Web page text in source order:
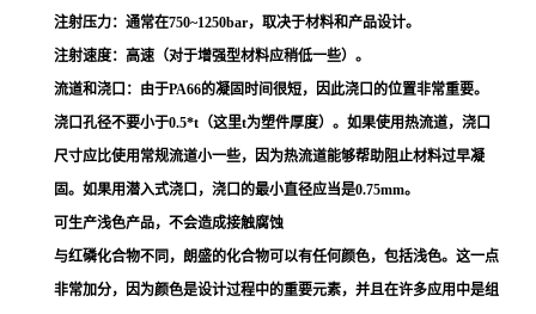
注射压力：通常在750~1250bar，取决于材料和产品设计。
注射速度：高速（对于增强型材料应稍低一些）。
流道和浇口：由于PA66的凝固时间很短，因此浇口的位置非常重要。
浇口孔径不要小于0.5*t（这里t为塑件厚度）。如果使用热流道，浇口
尺寸应比使用常规流道小一些，因为热流道能够帮助阻止材料过早凝
固。如果用潜入式浇口，浇口的最小直径应当是0.75mm。
可生产浅色产品，不会造成接触腐蚀
与红磷化合物不同，朗盛的化合物可以有任何颜色，包括浅色。这一点
非常加分，因为颜色是设计过程中的重要元素，并且在许多应用中是组